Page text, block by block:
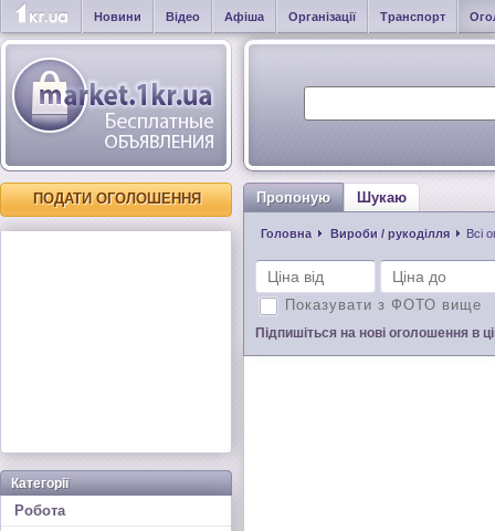
Новини Відео Афіша Організації Транспорт
ПОДАТИ ОГОЛОШЕННЯ
Категорії
Робота
Пропоную Шукаю
Головна Вироби / рукоділля Всі
Показувати з ФОТО вище
Підпишіться на нові оголошення в